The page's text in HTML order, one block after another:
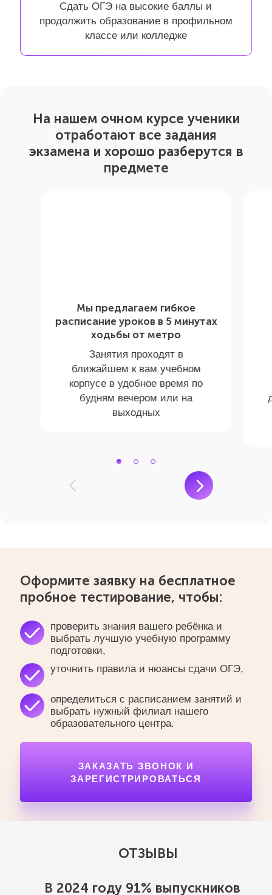
Сдать ОГЭ на высокие баллы и
продолжить образование в профильном
классе или колледже
На нашем очном курсе ученики
отработают все задания
экзамена и хорошо разберутся в
предмете
Мы предлагаем гибкое
расписание уроков в 5 минутах
ходьбы от метро
Занятия проходят в
ближайшем к вам учебном
корпусе в удобное время по
будням вечером или на
выходных
Оформите заявку на бесплатное
пробное тестирование, чтобы:
проверить знания вашего ребёнка и
выбрать лучшую учебную программу
подготовки,
уточнить правила и нюансы сдачи ОГЭ,
определиться с расписанием занятий и
выбрать нужный филиал нашего
образовательного центра.
ЗАКАЗАТЬ ЗВОНОК И
ЗАРЕГИСТРИРОВАТЬСЯ
ОТЗЫВЫ
В 2024 году 91% выпускников